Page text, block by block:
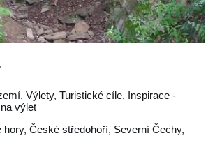
Výlety, Turistické cíle, Inspirace -
výlet
hory, České středohoří, Severní Čechy,